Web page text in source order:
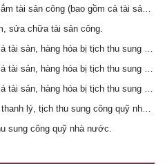
1. Thủ tục Thẩm định giá mua sắm tài sản công (bao gồm cả tài sản từ 100 triệu)
sửa chữa tài sản công.
19. Thủ tục Định giá, bán đấu giá tài sản, hàng hóa bị tịch thu sung công quỹ Nhà nước.(tài sản có giá trị trên 10 triệu đồng).
18. Thủ tục Đinh giá, bán đấu giá tài sản, hàng hóa bị tịch thu sung công quỹ nhà nước (tài sản có giá trị dưới 10 triệu đồng).
18. Thủ tục Đinh giá, bán đấu giá tài sản, hàng hóa bị tịch thu sung công quỹ nhà nước (tài sản có giá trị dưới 10 triệu đồng).
17. Thủ tục Bán đấu giá tài sản thanh lý, tịch thu sung công quỹ nhà nước.
sung công quỹ nhà nước.